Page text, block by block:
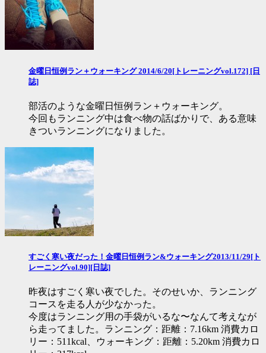
金曜日恒例ラン＋ウォーキング 2014/6/20[トレーニングvol.172] [日
誌]
部活のような金曜日恒例ラン＋ウォーキング。
今回もランニング中は食べ物の話ばかりで、ある意味
きついランニングになりました。
すごく寒い夜だった！金曜日恒例ラン&ウォーキング2013/11/29[ト
レーニングvol.90][日誌]
昨夜はすごく寒い夜でした。そのせいか、ランニング
コースを走る人が少なかった。
今度はランニング用の手袋がいるな〜なんて考えなが
ら走ってました。ランニング：距離：7.16km 消費カロ
リー：511kcal、ウォーキング：距離：5.20km 消費カロ